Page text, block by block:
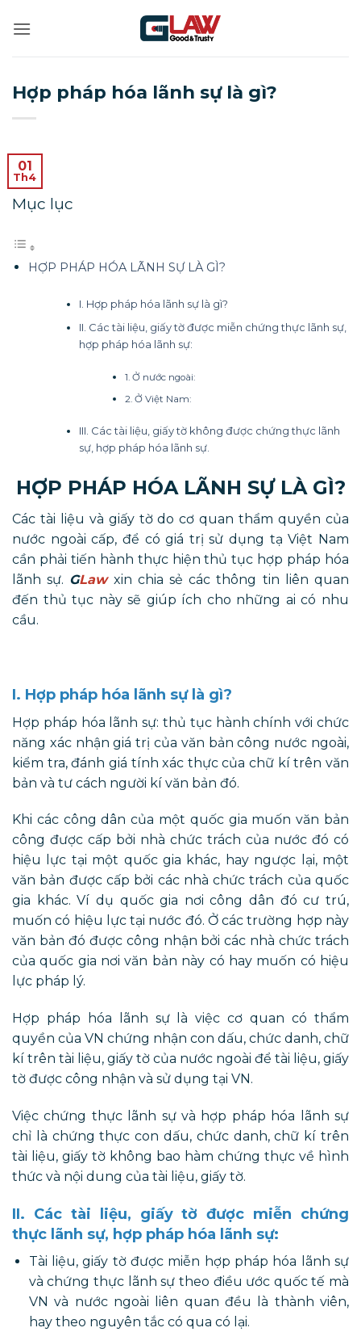
qua
Hợp pháp hóa lãnh sự là gì?
01
Th4
Mục lục
HỢP PHÁP HÓA LÃNH SỰ LÀ GÌ?
I. Hợp pháp hóa lãnh sự là gì?
II. Các tài liệu, giấy tờ được miễn chứng thực lãnh sự,
hợp pháp hóa lãnh sự:
1. Ở nước ngoài:
2. Ở Việt Nam:
III. Các tài liệu, giấy tờ không được chứng thực lãnh
sự, hợp pháp hóa lãnh sự.
HỢP PHÁP HÓA LÃNH SỰ LÀ GÌ?
Các tài liệu và giấy tờ do cơ quan thẩm quyền của
nước ngoài cấp, để có giá trị sử dụng tạ Việt Nam
cần phải tiến hành thực hiện thủ tục hợp pháp hóa
lãnh sự. GLawxin chia sẻ các thông tin liên quan
đến thủ tục này sẽ giúp ích cho những ai có nhu
cầu.
I. Hợp pháp hóa lãnh sự là gì?
Hợp pháp hóa lãnh sự: thủ tục hành chính với chức
năng xác nhận giá trị của văn bản công nước ngoài,
kiểm tra, đánh giá tính xác thực của chữ kí trên văn
bản và tư cách người kí văn bản đó.
Khi các công dân của một quốc gia muốn văn bản
công được cấp bởi nhà chức trách của nước đó có
hiệu lực tại một quốc gia khác, hay ngược lại, một
văn bản được cấp bởi các nhà chức trách của quốc
gia khác. Ví dụ quốc gia nơi công dân đó cư trú,
muốn có hiệu lực tại nước đó. Ở các trường hợp này
văn bản đó được công nhận bởi các nhà chức trách
của quốc gia nơi văn bản này có hay muốn có hiệu
lực pháp lý.
Hợp pháp hóa lãnh sự là việc cơ quan có thẩm
quyền của VN chứng nhận con dấu, chức danh, chữ
kí trên tài liệu, giấy tờ của nước ngoài để tài liệu, giấy
tờ được công nhận và sử dụng tại VN.
Việc chứng thực lãnh sự và hợp pháp hóa lãnh sự
chỉ là chứng thực con dấu, chức danh, chữ kí trên
tài liệu, giấy tờ không bao hàm chứng thực về hình
thức và nội dung của tài liệu, giấy tờ.
II. Các tài liệu, giấy tờ được miễn chứng
thực lãnh sự, hợp pháp hóa lãnh sự:
Tài liệu, giấy tờ được miễn hợp pháp hóa lãnh sự
và chứng thực lãnh sự theo điều ước quốc tế mà
VN và nước ngoài liên quan đều là thành viên,
hay theo nguyên tắc có qua có lại.